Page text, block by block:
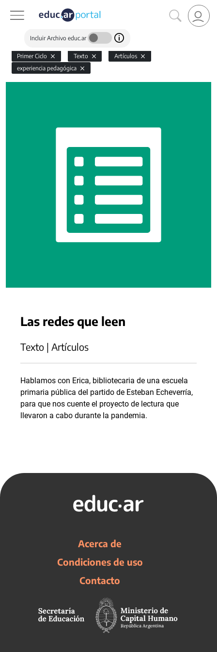
Incluir Archivo educ.ar
Primer Ciclo Texto
Artículos
experiencia pedagógica
Las redes que leen
Texto | Artículos
Hablamos con Erica, bibliotecaria de una escuela
primaria pública del partido de Esteban Echeverría,
para que nos cuente el proyecto de lectura que
llevaron a cabo durante la pandemia.
Acerca de
Condiciones de uso
Contacto